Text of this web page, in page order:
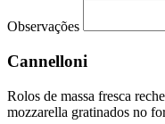
Observações
Cannelloni
Rolos de massa fresca
mozzarella gratinados no